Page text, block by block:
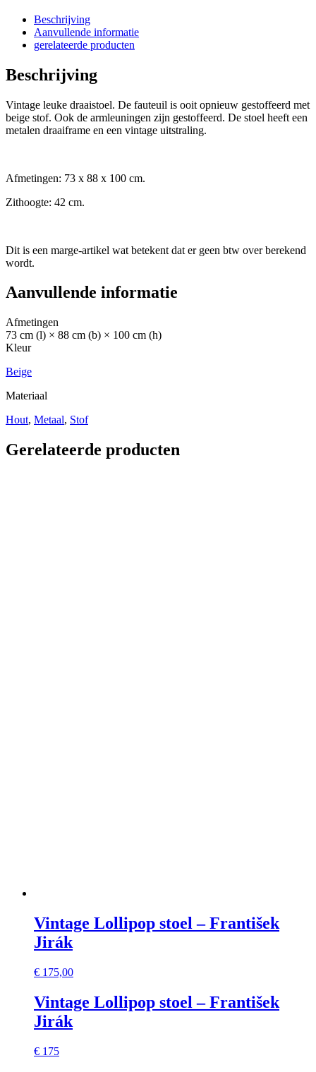
Beschrijving
Aanvullende informatie
gerelateerde producten
Beschrijving
Vintage leuke draaistoel. De fauteuil is ooit opnieuw gestoffeerd met
beige stof. Ook de armleuningen zijn gestoffeerd. De stoel heeft een
metalen draaiframe en een vintage uitstraling.
Afmetingen: 73 x 88 x 100 cm.
Zithoogte: 42 cm.
Dit is een marge-artikel wat betekent dat er geen btw over berekend
wordt.
Aanvullende informatie
Afmetingen
73 cm (l) × 88 cm (b) × 100 cm (h)
Kleur
Beige
Materiaal
Hout, Metaal, Stof
Gerelateerde producten
Vintage Lollipop stoel – František
Jirák
€ 175,00
Vintage Lollipop stoel – František
Jirák
€ 175